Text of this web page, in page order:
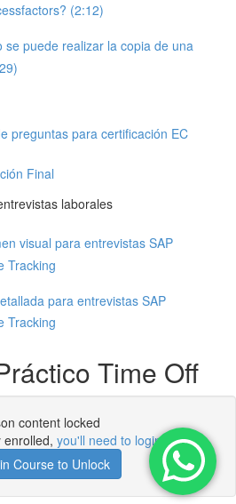
(2:12)
se puede realizar la copia de una
preguntas para certificación EC
Final
laborales
visual para entrevistas SAP
Tracking
para entrevistas SAP
Tracking
Time Off
content locked
enrolled, you'll need to login.
Course to Unlock